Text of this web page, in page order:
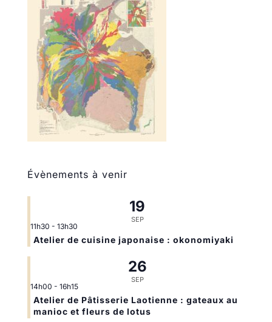
Évènements à venir
19
SEP
11h30 - 13h30
Atelier de cuisine japonaise : okonomiyaki
26
SEP
14h00 - 16h15
Atelier de Pâtisserie Laotienne : gateaux au
manioc et fleurs de lotus